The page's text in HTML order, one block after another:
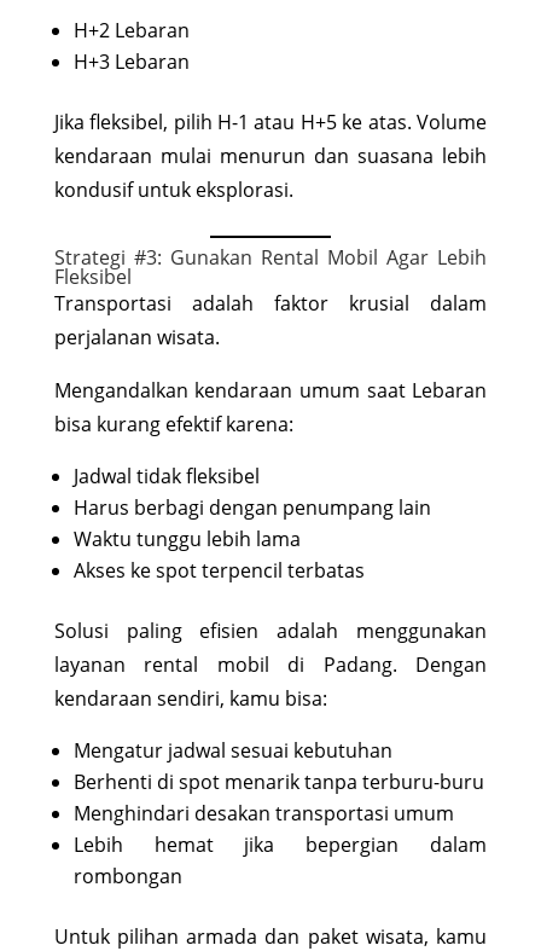
H+2 Lebaran
H+3 Lebaran
Jika fleksibel, pilih H-1 atau H+5 ke atas. Volume
kendaraan mulai menurun dan suasana lebih
kondusif untuk eksplorasi.
Strategi #3: Gunakan Rental Mobil Agar Lebih
Fleksibel
Transportasi adalah faktor krusial dalam
perjalanan wisata.
Mengandalkan kendaraan umum saat Lebaran
bisa kurang efektif karena:
Jadwal tidak fleksibel
Harus berbagi dengan penumpang lain
Waktu tunggu lebih lama
Akses ke spot terpencil terbatas
Solusi paling efisien adalah menggunakan
layanan rental mobil di Padang. Dengan
kendaraan sendiri, kamu bisa:
Mengatur jadwal sesuai kebutuhan
Berhenti di spot menarik tanpa terburu-buru
Menghindari desakan transportasi umum
Lebih hemat jika bepergian dalam
rombongan
Untuk pilihan armada dan paket wisata, kamu